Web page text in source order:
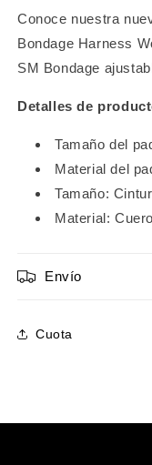
Punk,
pierna,
cintura,
elástico,
accesorios
Carnaval
Conoce nuestra
Bondage Harness
SM Bondage
Detalles de
Tamaño del
Material del
Tamaño:
Material: Cuero
Envío
Cuota